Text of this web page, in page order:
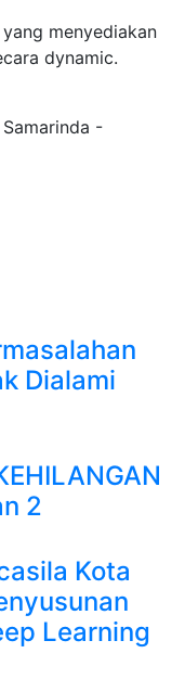
menyediakan
dynamic.
-
Dialami
2
Kota
Learning